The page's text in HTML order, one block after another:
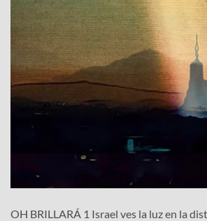
OH BRILLARÁ 1 Israel ves la luz en la